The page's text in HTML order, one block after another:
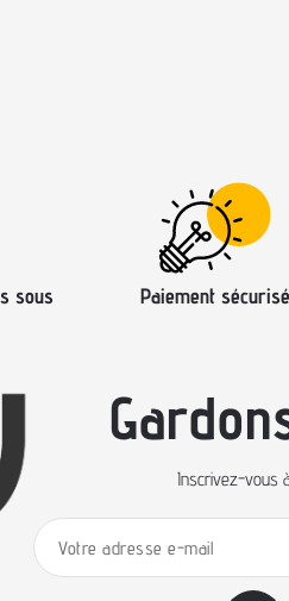
sous
Paiement sécurisé
Inscrivez-vous